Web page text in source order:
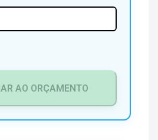
AO ORÇAMENTO